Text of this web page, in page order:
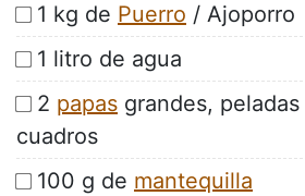
1 kg de Puerro / Ajoporro
1 litro de agua
2 papas grandes,
cuadros
100 g de mantequilla